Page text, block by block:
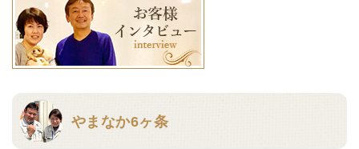
やまなか6ヶ条